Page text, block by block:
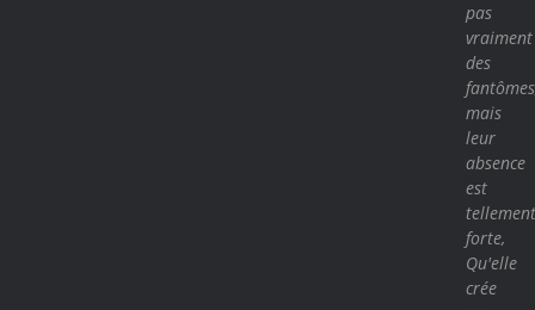
pas
vraiment
des
mais
leur
absence
est
tellement
forte,
Qu'elle
crée